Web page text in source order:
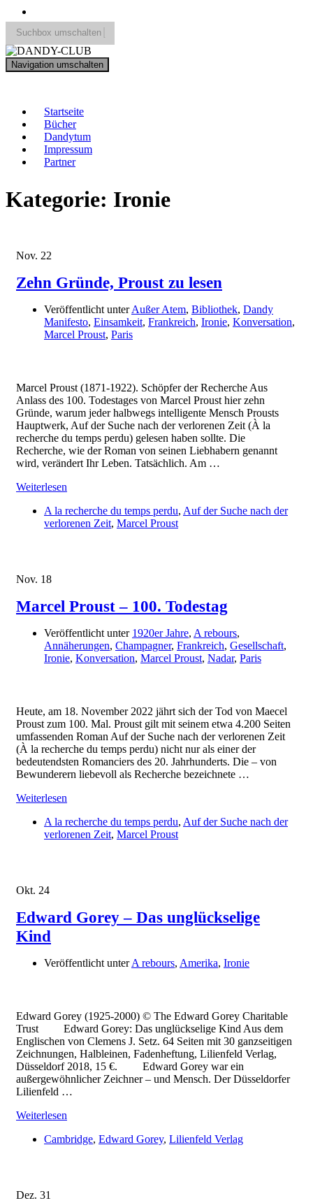
Suchbox umschalten
Search
for:
Navigation umschalten
Startseite
Bücher
Dandytum
Impressum
Partner
Kategorie: Ironie
Nov. 22
Zehn Gründe, Proust zu lesen
Veröffentlicht unterAußer Atem, Bibliothek, Dandy
Manifesto, Einsamkeit, Frankreich, Ironie, Konversation,
Marcel Proust, Paris
Marcel Proust (1871-1922). Schöpfer der Recherche Aus
Anlass des 100. Todestages von Marcel Proust hier zehn
Gründe, warum jeder halbwegs intelligente Mensch Prousts
Hauptwerk, Auf der Suche nach der verlorenen Zeit (À la
recherche du temps perdu) gelesen haben sollte. Die
Recherche, wie der Roman von seinen Liebhabern genannt
wird, verändert Ihr Leben. Tatsächlich. Am …
Weiterlesen
A la recherche du temps perdu, Auf der Suche nach der
verlorenen Zeit, Marcel Proust
Nov. 18
Marcel Proust – 100. Todestag
Veröffentlicht unter 1920er Jahre, A rebours,
Annäherungen, Champagner, Frankreich, Gesellschaft,
Ironie, Konversation, Marcel Proust, Nadar, Paris
Heute, am 18. November 2022 jährt sich der Tod von Maecel
Proust zum 100. Mal. Proust gilt mit seinem etwa 4.200 Seiten
umfassenden Roman Auf der Suche nach der verlorenen Zeit
(À la recherche du temps perdu) nicht nur als einer der
bedeutendsten Romanciers des 20. Jahrhunderts. Die – von
Bewunderern liebevoll als Recherche bezeichnete …
Weiterlesen
A la recherche du temps perdu, Auf der Suche nach der
verlorenen Zeit, Marcel Proust
Okt. 24
Edward Gorey – Das unglückselige
Kind
Veröffentlicht unterA rebours, Amerika, Ironie
Edward Gorey (1925-2000) © The Edward Gorey Charitable
Trust Edward Gorey: Das unglückselige Kind Aus dem
Englischen von Clemens J. Setz. 64 Seiten mit 30 ganzseitigen
Zeichnungen, Halbleinen, Fadenheftung, Lilienfeld Verlag,
Düsseldorf 2018, 15 €. Edward Gorey war ein
außergewöhnlicher Zeichner – und Mensch. Der Düsseldorfer
Lilienfeld …
Weiterlesen
Cambridge, Edward Gorey, Lilienfeld Verlag
Dez. 31